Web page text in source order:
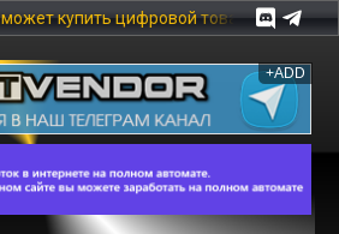
товар, в частности: скрипты,
+ADD